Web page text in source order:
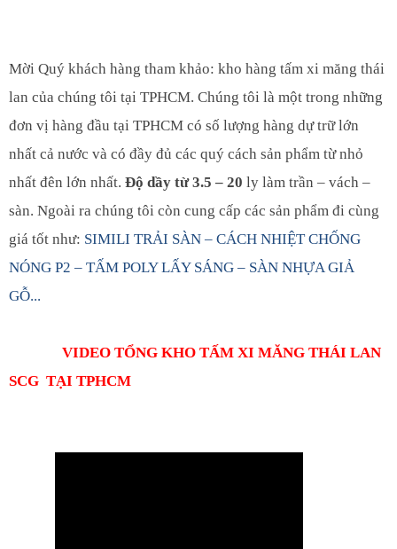
Mời Quý khách hàng tham khảo: kho hàng tấm xi măng thái
lan của chúng tôi tại TPHCM. Chúng tôi là một trong những
đơn vị hàng đầu tại TPHCM có số lượng hàng dự trữ lớn
nhất cả nước và có đầy đủ các quý cách sản phẩm từ nhỏ
nhất đên lớn nhất. Độ dầy từ 3.5 – 20 ly làm trần – vách –
sàn. Ngoài ra chúng tôi còn cung cấp các sản phẩm đi cùng
giá tốt như: SIMILI TRẢI SÀN – CÁCH NHIỆT CHỐNG
NÓNG P2 – TẤM POLY LẤY SÁNG – SÀN NHỰA GIẢ
GỖ...
VIDEO TỔNG KHO TẤM XI MĂNG THÁI LAN
SCG TẠI TPHCM